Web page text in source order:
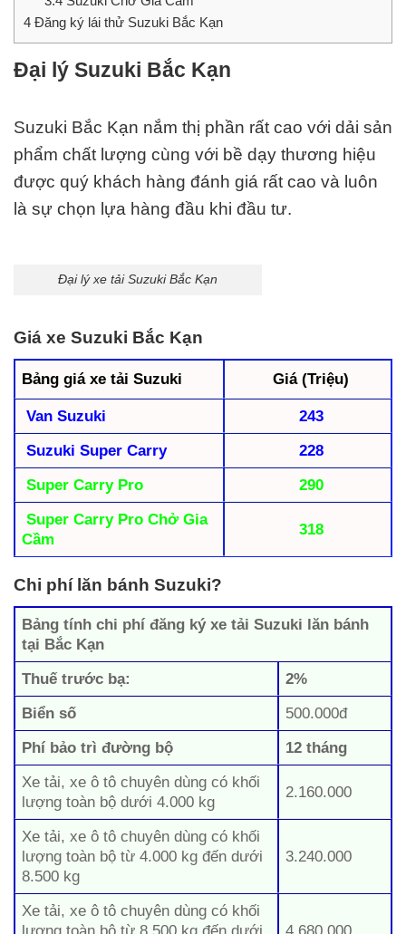
4 Đăng ký lái thử Suzuki Bắc Kạn
Đại lý Suzuki Bắc Kạn
Suzuki Bắc Kạn nắm thị phần rất cao với dải sản
phẩm chất lượng cùng với bề dạy thương hiệu
được quý khách hàng đánh giá rất cao và luôn
là sự chọn lựa hàng đầu khi đầu tư.
Đại lý xe tải Suzuki Bắc Kạn
Giá xe Suzuki Bắc Kạn
Bảng giá xe tải Suzuki Giá (Triệu)
Van Suzuki
243
Suzuki Super Carry
228
Super Carry Pro
290
Super Carry Pro Chở Gia
Cầm
318
Chi phí lăn bánh Suzuki?
Bảng tính chi phí đăng ký xe tải Suzuki lăn bánh
tại Bắc Kạn
Thuế trước bạ:
2%
Biển số
500.000đ
Phí bảo trì đường bộ
12 tháng
Xe tải, xe ô tô chuyên dùng có khối
lượng toàn bộ dưới 4.000 kg
2.160.000
Xe tải, xe ô tô chuyên dùng có khối
lượng toàn bộ từ 4.000 kg đến dưới
8.500 kg
3.240.000
Xe tải, xe ô tô chuyên dùng có khối